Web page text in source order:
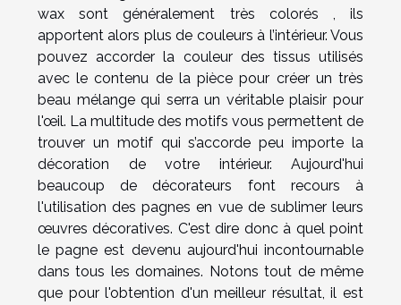
wax sont généralement très colorés , ils
apportent alors plus de couleurs à l’intérieur. Vous
pouvez accorder la couleur des tissus utilisés
avec le contenu de la pièce pour créer un très
beau mélange qui serra un véritable plaisir pour
l'œil. La multitude des motifs vous permettent de
trouver un motif qui s’accorde peu importe la
décoration de votre intérieur. Aujourd'hui
beaucoup de décorateurs font recours à
l'utilisation des pagnes en vue de sublimer leurs
œuvres décoratives. C'est dire donc à quel point
le pagne est devenu aujourd'hui incontournable
dans tous les domaines. Notons tout de même
que pour l'obtention d'un meilleur résultat, il est